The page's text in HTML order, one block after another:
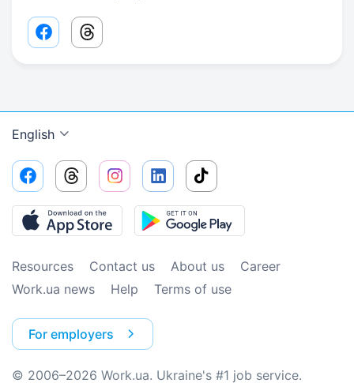
Facebook share link
Threads share link
English
Resources Contact us About us
Сareer
Work.ua news
Help Terms of use
For employers
© 2006–2026 Work.ua. Ukraine's #1 job service.